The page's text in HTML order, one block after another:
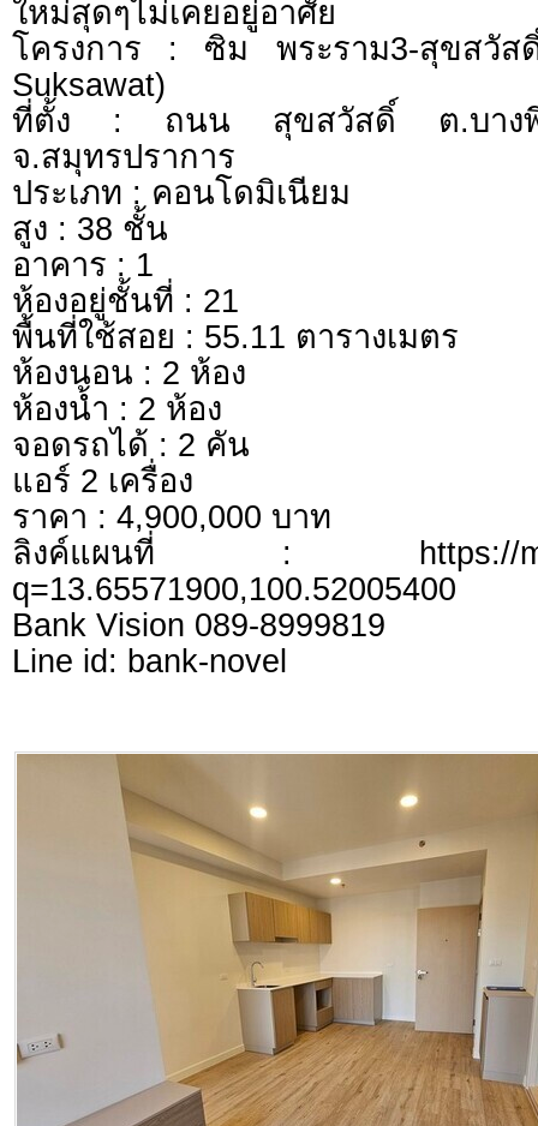
ใหม่สุดๆไม่เคยอยู่อาศัย
โครงการ : ซิม พระราม3-สุขสวั
Suksawat)
ที่ตั้ง : ถนน สุขสวัสดิ์ ต.บางพึ่
จ.สมุทรปราการ
ประเภท : คอนโดมิเนียม
สูง : 38 ชั้น
อาคาร : 1
ห้องอยู่ชั้นที่ : 21
พื้นที่ใช้สอย : 55.11 ตารางเมตร
ห้องนอน : 2 ห้อง
ห้องน้ำ : 2 ห้อง
จอดรถได้ : 2 คัน
แอร์ 2 เครื่อง
ราคา : 4,900,000 บาท
ลิงค์แผนที่ : https://
q=13.65571900,100.52005400
Bank Vision 089-8999819
Line id: bank-novel